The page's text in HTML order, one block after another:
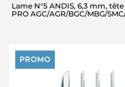
Lame N°5 ANDIS, 6,3 mm,
PRO AGC/AGR/BGC/MBG/
PROMO